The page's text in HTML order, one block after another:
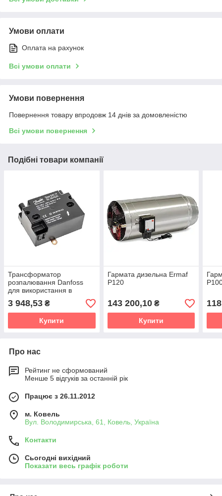
Умови оплати
Оплата на рахунок
Всі умови оплати
Умови повернення
Повернення товару впродовж 14 днів за домовленістю
Всі умови повернення
Подібні товари компанії
Трансформатор
розпалювання Danfoss
для використання в
обладнанні Ermaf, Jet
Master і Big Dutchman
3 948,53 ₴
Купити
Гармата дизельна Ermaf
P120
143 200,10₴
Купити
Про нас
Рейтинг не сформований
Менше 5 відгуків за останній рік
Працює з 26.11.2012
м. Ковель
Вул. Володимирська, 61, Ковель, Україна
Контакти
Сьогодні вихідний
Показати весь графік роботи